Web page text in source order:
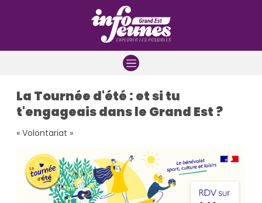
La Tournée d'été : et si tu
t'engageais dans le Grand Est ?
« Volontariat »